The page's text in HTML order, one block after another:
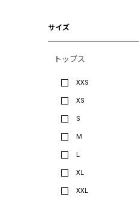
サイズ
トップス
XXS
XS
S
M
L
XL
XXL